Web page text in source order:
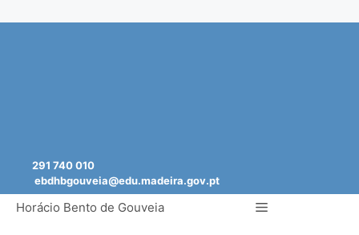
291 740 010
ebdhbgouveia@edu.madeira.gov.pt
Horácio Bento de Gouveia Menu